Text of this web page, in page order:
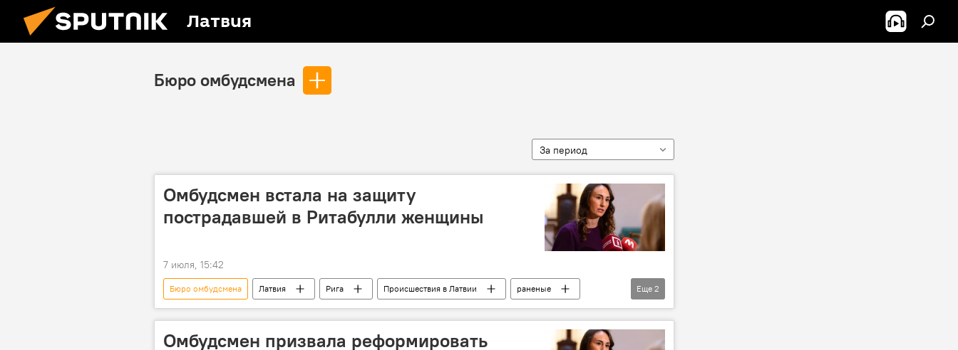
Латвия
Бюро омбудсмена
За период
Омбудсмен встала на защиту
пострадавшей в Ритабулли женщины
7 июля, 15:42
Бюро омбудсмена Латвия Рига Происшествия в Латвии
раненые
медицина
медики
Еще 2
Омбудсмен призвала реформировать